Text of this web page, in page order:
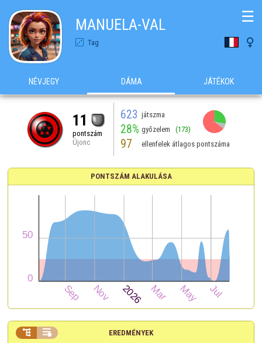
MANUELA-VAL
Tag 
☰
NÉVJEGY DÁMA JÁTÉKOK
11
pontszám
Újonc
623 játszma
28% győzelem (173)
97 ellenfelek átlagos pontszáma
PONTSZÁM ALAKULÁSA
EREDMÉNYEK
 